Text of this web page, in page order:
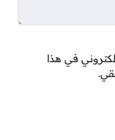
في هذا